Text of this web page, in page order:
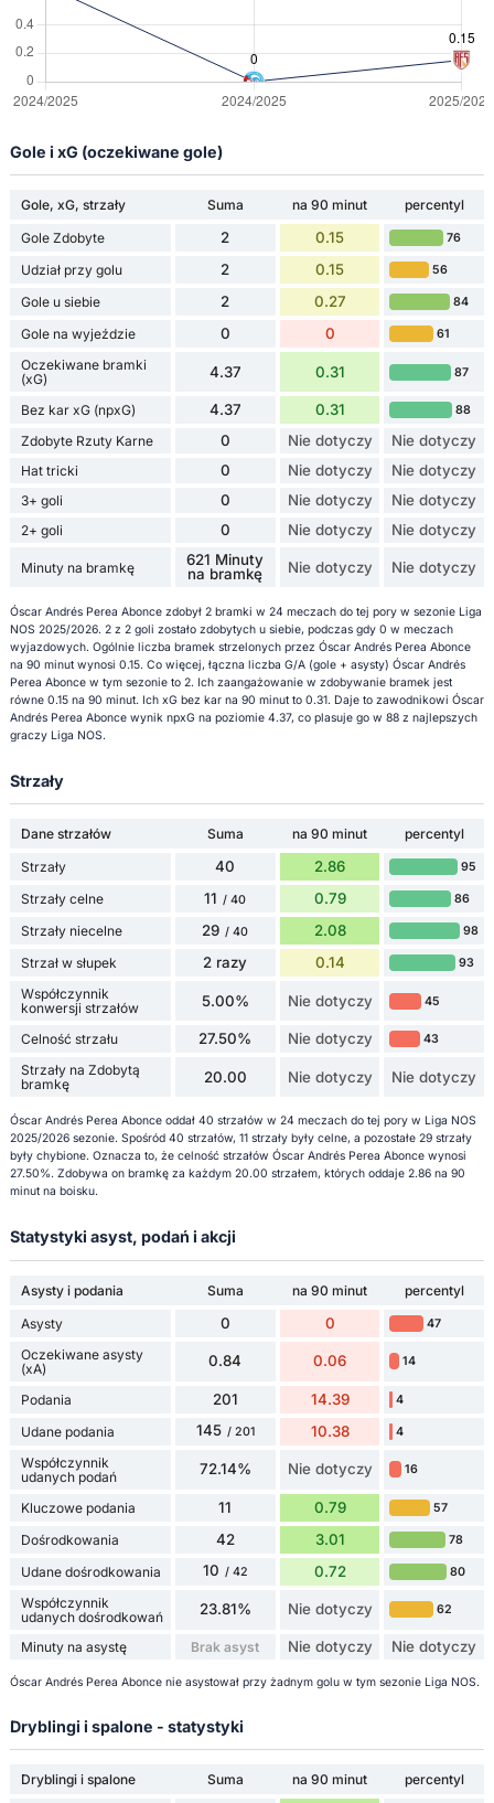
Gole i xG (oczekiwane gole)
Gole, xG, strzały Suma na 90 minut
percentyl
Gole Zdobyte
2 0.15 76
Udział przy golu 2 0.15 56
Gole u siebie 2 0.27 84
Gole na wyjeździe 0 0 61
Oczekiwane bramki
(xG)
4.37 0.31 87
Bez kar xG (npxG) 4.37 0.31 88
Zdobyte Rzuty Karne 0 Nie dotyczy Nie dotyczy
Hat tricki 0 Nie dotyczy Nie dotyczy
3+ goli 0 Nie dotyczy Nie dotyczy
2+ goli 0 Nie dotyczy Nie dotyczy
Minuty na bramkę
621 Minuty
na bramkę
Nie dotyczy Nie dotyczy
Óscar Andrés Perea Abonce zdobył 2 bramki w 24 meczach do tej pory w sezonie Liga
NOS 2025/2026. 2 z 2 goli zostało zdobytych u siebie, podczas gdy 0 w meczach
wyjazdowych. Ogólnie liczba bramek strzelonych przez Óscar Andrés Perea Abonce
na 90 minut wynosi 0.15. Co więcej, łączna liczba G/A (gole + asysty) Óscar Andrés
Perea Abonce w tym sezonie to 2. Ich zaangażowanie w zdobywanie bramek jest
równe 0.15 na 90 minut. Ich xG bez kar na 90 minut to 0.31. Daje to zawodnikowi Óscar
Andrés Perea Abonce wynik npxG na poziomie 4.37, co plasuje go w 88 z najlepszych
graczy Liga NOS.
Strzały
Dane strzałów Suma na 90 minut
percentyl
Strzały
40 2.86 95
Strzały celne 11 / 40 0.79 86
Strzały niecelne 29 / 40 2.08 98
Strzał w słupek 2 razy 0.14 93
Współczynnik
konwersji strzałów
5.00% Nie dotyczy 45
Celność strzału 27.50% Nie dotyczy 43
Strzały na Zdobytą
bramkę
20.00 Nie dotyczy Nie dotyczy
Óscar Andrés Perea Abonce oddał 40 strzałów w 24 meczach do tej pory w Liga NOS
2025/2026 sezonie. Spośród 40 strzałów, 11 strzały były celne, a pozostałe 29 strzały
były chybione. Oznacza to, że celność strzałów Óscar Andrés Perea Abonce wynosi
27.50%. Zdobywa on bramkę za każdym 20.00 strzałem, których oddaje 2.86 na 90
minut na boisku.
Statystyki asyst, podań i akcji
Asysty i podania Suma na 90 minut
percentyl
Asysty
0 0 47
Oczekiwane asysty
(xA)
0.84 0.06 14
Podania 201 14.39 4
Udane podania 145 / 201 10.38 4
Współczynnik
udanych podań
72.14% Nie dotyczy 16
Kluczowe podania 11 0.79 57
Dośrodkowania 42 3.01 78
Udane dośrodkowania 10 / 42 0.72 80
Współczynnik
udanych dośrodkowań
23.81% Nie dotyczy 62
Minuty na asystę Brak asyst Nie dotyczy Nie dotyczy
Óscar Andrés Perea Abonce nie asystował przy żadnym golu w tym sezonie Liga NOS.
Dryblingi i spalone - statystyki
Dryblingi i spalone Suma na 90 minut percentyl